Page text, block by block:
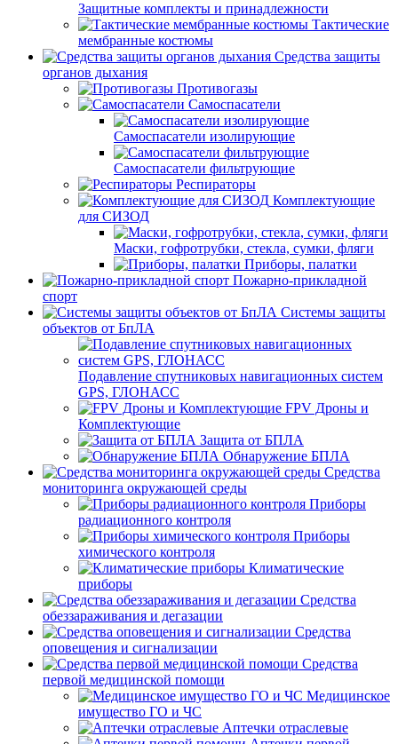
Защитные комплекты и принадлежности
Тактические
мембранные костюмы
Средства защиты
органов дыхания
Противогазы
Самоспасатели
Самоспасатели изолирующие
Самоспасатели фильтрующие
Респираторы
Комплектующие
для СИЗОД
Маски, гофротрубки, стекла, сумки, фляги
Приборы, палатки
Пожарно-прикладной
спорт
Системы защиты
объектов от БпЛА
Подавление спутниковых навигационных систем
GPS, ГЛОНАСС
FPV Дроны и
Комплектующие
Защита от БПЛА
Обнаружение БПЛА
Средства
мониторинга окружающей среды
Приборы
радиационного контроля
Приборы
химического контроля
Климатические
приборы
Средства
обеззараживания и дегазации
Средства
оповещения и сигнализации
Средства
первой медицинской помощи
Медицинское
имущество ГО и ЧС
Аптечки отраслевые